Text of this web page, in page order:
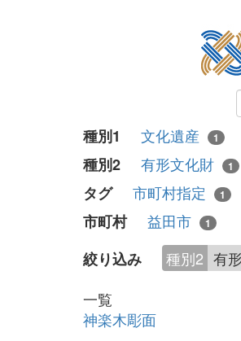
種別1 文化遺産 1
種別2 有形文化財 1
タグ 市町村指定 1
市町村 益田市 1
絞り込み 種別2 有
一覧
神楽木彫面